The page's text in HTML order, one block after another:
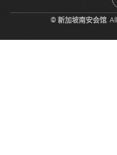
© 新加坡南安会馆.